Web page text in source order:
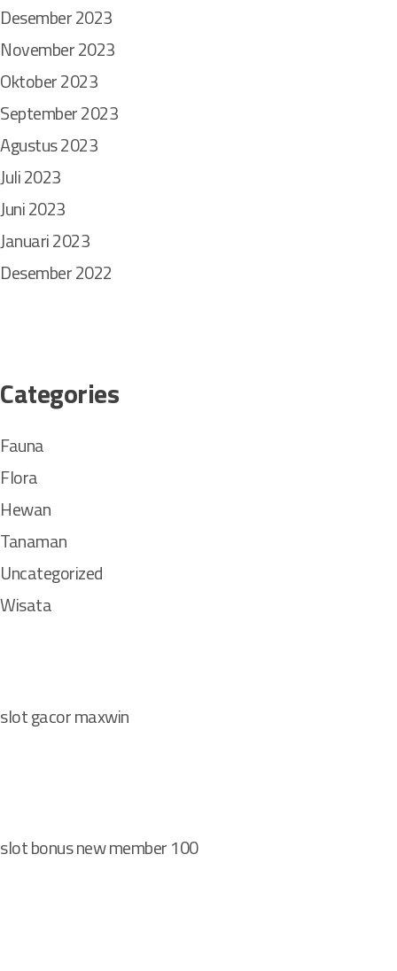
Desember 2023
November 2023
Oktober 2023
September 2023
Agustus 2023
Juli 2023
Juni 2023
Januari 2023
Desember 2022
Categories
Fauna
Flora
Hewan
Tanaman
Uncategorized
Wisata
slot gacor maxwin
slot bonus new member 100